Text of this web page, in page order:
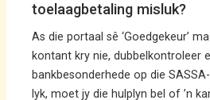
toelaagbetaling misluk?
As die portaal sê ‘Goedgekeur’
kontant kry nie, dubbelkontroleer
bankbesonderhede op die
lyk, moet jy die hulplyn bel of ’n